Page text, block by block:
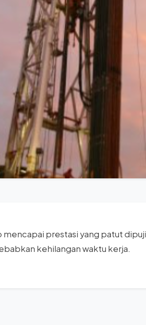
mencapai prestasi yang patut
kehilangan waktu kerja.